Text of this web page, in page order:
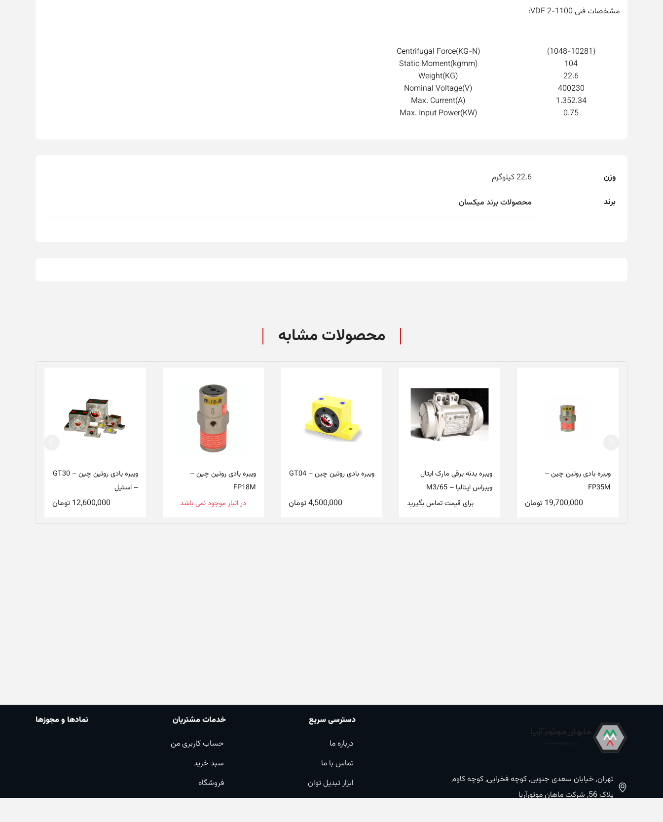
مشخصات فنی VDF 2-1100:
(1048-10281)
Centrifugal Force(KG-N)
104
Static Moment(kgmm)
22.6
Weight(KG)
400230
Nominal Voltage(V)
1.352.34
Max. Current(A)
0.75
Max. Input Power(KW)
وزن
22.6 کیلوگرم
برند
محصولات برند میکسان
محصولات مشابه
ویبره بادی روتین چین –
FP35M
19,700,000 تومان
ویبره بدنه برقی مارک ایتال
ویبراس ایتالیا – M3/65
برای قیمت تماس بگیرید
ویبره بادی روتین چین – GT04
4,500,000تومان
ویبره بادی روتین چین –
FP18M
در انبار موجود نمی باشد
ویبره بادی روتین چین – GT30
– استیل
12,600,000 تومان
تهران, خیابان سعدی جنوبی, کوچه فخرایی, کوچه کاوه,
پلاک 56, شرکت ماهان موتورآریا
دسترسی سریع
درباره ما
تماس با ما
ابزار تبدیل توان
خدمات مشتریان
حساب کاربری من
سبد خرید
فروشگاه
نمادها و مجوزها